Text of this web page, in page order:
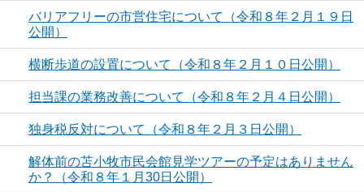
バリアフリーの市営住宅について（令和８年２月１９日
公開）
横断歩道の設置について（令和８年２月１０日公開）
担当課の業務改善について（令和８年２月４日公開）
独身税反対について（令和８年２月３日公開）
解体前の苫小牧市民会館見学ツアーの予定はありません
か？（令和８年１月30日公開）